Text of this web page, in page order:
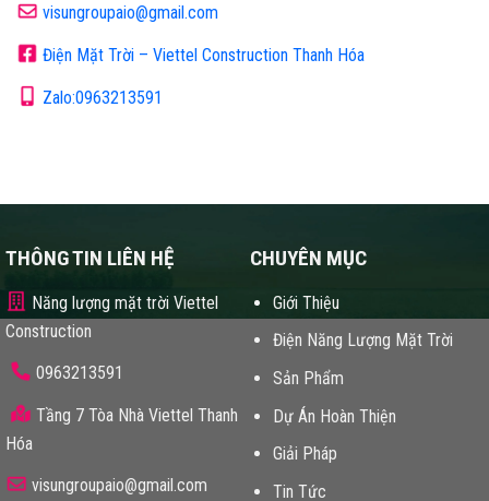
visungroupaio@gmail.com
Điện Mặt Trời – Viettel Construction Thanh Hóa
Zalo:0963213591
THÔNG TIN LIÊN HỆ
Năng lượng mặt trời Viettel
Construction
0963213591
Tầng 7 Tòa Nhà Viettel Thanh
Hóa
visungroupaio@gmail.com
CHUYÊN MỤC
Giới Thiệu
Điện Năng Lượng Mặt Trời
Sản Phẩm
Dự Án Hoàn Thiện
Giải Pháp
Tin Tức